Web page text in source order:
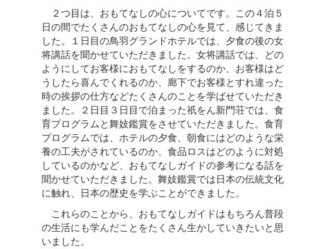
２つ目は、おもてなしの心についてです。この４泊５
日の間でたくさんのおもてなしの心を見て、感じてきま
した。１日目の鳥羽グランドホテルでは、夕食の後の女
将講話を聞かせていただきました。女将講話では、どの
ようにしてお客様におもてなしをするのか、お客様はど
うしたら喜んでくれるのか、廊下でお客様とすれ違った
時の挨拶の仕方などたくさんのことを学ばせていただき
ました。２日目３日目で泊まった祇をん新門荘では、食
育プログラムと舞妓鑑賞をさせていただきました。食育
プログラムでは、ホテルの夕食、朝食にはどのような栄
養の工夫がされているのか、食品ロスはどのように対処
しているのかなど、おもてなしガイドの参考になる話を
聞かせていただきました。舞妓鑑賞では日本の伝統文化
に触れ、日本の歴史を学ぶことができました。
これらのことから、おもてなしガイドはもちろん普段
の生活にも学んだことをたくさん生かしていきたいと思
いました。